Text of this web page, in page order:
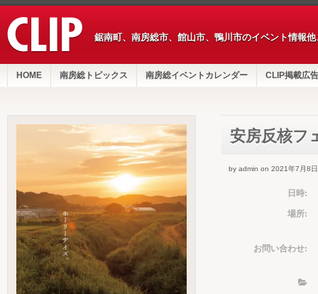
鋸南町、南房総市、館山市、鴨川市のイベント情報
HOME 南房総トピックス 南房総イベントカレンダー CLIP掲載広告
安房反核フ
by admin on 2021年7月8日
日時:
場所:
お問い合わせ: